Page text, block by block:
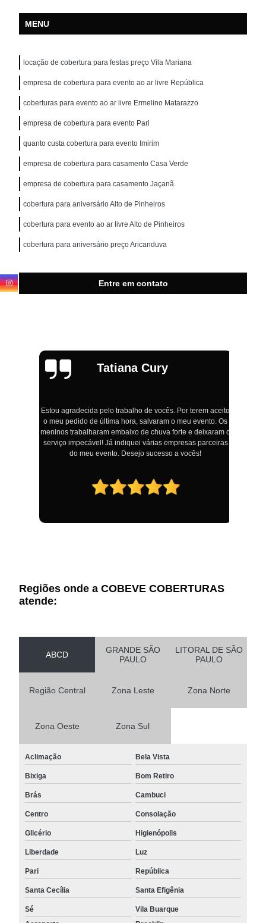
MENU
locação de cobertura para festas preço Vila Mariana
empresa de cobertura para evento ao ar livre República
coberturas para evento ao ar livre Ermelino Matarazzo
empresa de cobertura para evento Pari
quanto custa cobertura para evento Imirim
empresa de cobertura para casamento Casa Verde
empresa de cobertura para casamento Jaçanã
cobertura para aniversário Alto de Pinheiros
cobertura para evento ao ar livre Alto de Pinheiros
cobertura para aniversário preço Aricanduva
Entre em contato
Tatiana Cury
Estou agradecida pelo trabalho de vocês. Por terem aceito
o meu pedido de última hora, salvaram o meu evento. Os
meninos trabalharam embaixo de chuva forte e deixaram o
serviço impecável! Já indiquei várias empresas parceiras
do meu evento. Desejo sucesso a vocês!
Regiões onde a COBEVE COBERTURAS
atende:
ABCD
GRANDE SÃO
PAULO
LITORAL DE SÃO
PAULO
Região Central Zona Leste Zona Norte
Zona Oeste Zona Sul
Aclimação Bela Vista
Bixiga Bom Retiro
Brás Cambuci
Centro Consolação
Glicério Higienópolis
Liberdade Luz
Pari República
Santa Cecília Santa Efigênia
Sé
Vila Buarque